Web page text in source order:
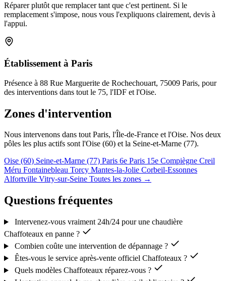
Réparer plutôt que remplacer tant que c'est pertinent. Si le
remplacement s'impose, nous vous l'expliquons clairement, devis à
l'appui.
Établissement à Paris
Présence à 88 Rue Marguerite de Rochechouart, 75009 Paris, pour
des interventions dans tout le 75, l'IDF et l'Oise.
Zones d'intervention
Nous intervenons dans tout Paris, l'Île-de-France et l'Oise. Nos deux
pôles les plus actifs sont l'Oise (60) et la Seine-et-Marne (77).
Oise (60) Seine-et-Marne (77) Paris 6e Paris 15e Compiègne Creil
Méru Fontainebleau Torcy Mantes-la-Jolie Corbeil-Essonnes
Alfortville Vitry-sur-Seine Toutes les zones →
Questions fréquentes
Intervenez-vous vraiment 24h/24 pour une chaudière
Chaffoteaux en panne ?
Combien coûte une intervention de dépannage ?
Êtes-vous le service après-vente officiel Chaffoteaux ?
Quels modèles Chaffoteaux réparez-vous ?